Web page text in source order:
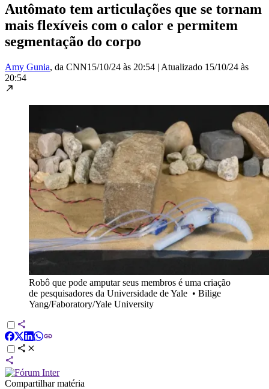
Autômato tem articulações que se tornam
mais flexíveis com o calor e permitem
segmentação do corpo
Amy Gunia, da CNN15/10/24 às 20:54 | Atualizado 15/10/24 às
20:54
Robô que pode amputar seus membros é uma criação
de pesquisadores da Universidade de Yale • Bilige
Yang/Faboratory/Yale University
Compartilhar matéria